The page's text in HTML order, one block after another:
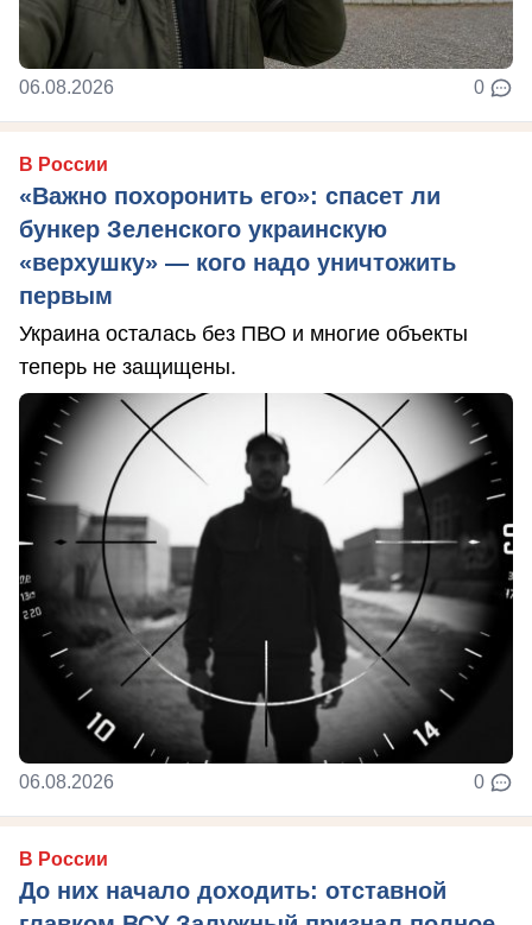
06.08.2026 0
В России
«Важно похоронить его»: спасет ли
бункер Зеленского украинскую
«верхушку» — кого надо уничтожить
первым
Украина осталась без ПВО и многие объекты
теперь не защищены.
06.08.2026 0
В России
До них начало доходить: отставной